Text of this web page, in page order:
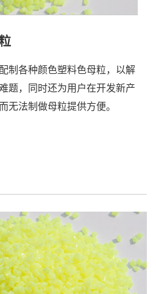
制各种颜色塑料色母粒，以解
题，同时还为用户在开发新产
无法制做母粒提供方便。